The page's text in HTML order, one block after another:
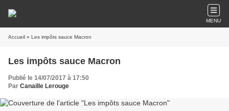
MENU
Accueil » Les impôts sauce Macron
Les impôts sauce Macron
Publié le 14/07/2017 à 17:50
Par Canaille Lerouge